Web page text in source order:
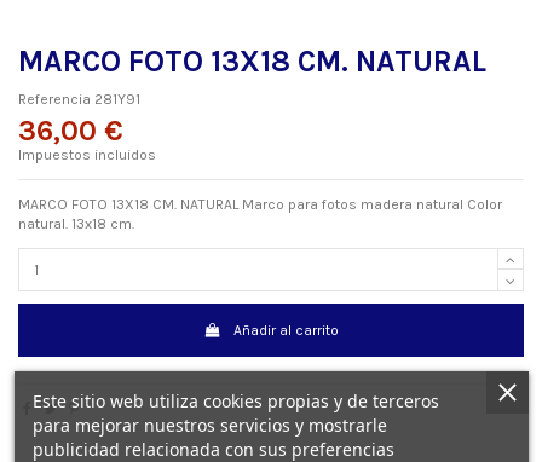
MARCO FOTO 13X18 CM. NATURAL
Referencia 281Y91
36,00 €
Impuestos incluidos
MARCO FOTO 13X18 CM. NATURAL Marco para fotos madera natural Color
natural. 13x18 cm.
Añadir al carrito
Este sitio web utiliza cookies propias y de terceros
para mejorar nuestros servicios y mostrarle
publicidad relacionada con sus preferencias